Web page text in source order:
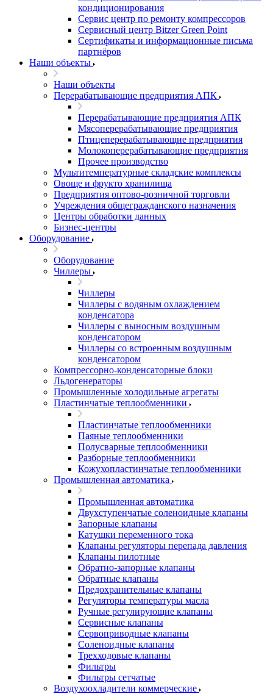
кондиционирования
Сервис центр по ремонту компрессоров
Сервисный центр Bitzer Green Point
Сертификаты и информационные письма
партнёров
Наши объекты
Наши объекты
Перерабатывающие предприятия АПК
Перерабатывающие предприятия АПК
Мясоперерабатывающие предприятия
Птицеперерабатывающие предприятия
Молокоперерабатывающие предприятия
Прочее производство
Мультитемпературные складские комплексы
Овоще и фрукто хранилища
Предприятия оптово-розничной торговли
Учреждения общегражданского назначения
Центры обработки данных
Бизнес-центры
Оборудование
Оборудование
Чиллеры
Чиллеры
Чиллеры с водяным охлаждением
конденсатора
Чиллеры с выносным воздушным
конденсатором
Чиллеры со встроенным воздушным
конденсатором
Компрессорно-конденсаторные блоки
Льдогенераторы
Промышленные холодильные агрегаты
Пластинчатые теплообменники
Пластинчатые теплообменники
Паяные теплообменники
Полусварные теплообменники
Разборные теплообменники
Кожухопластинчатые теплообменники
Промышленная автоматика
Промышленная автоматика
Двухступенчатые соленоидные клапаны
Запорные клапаны
Катушки переменного тока
Клапаны регуляторы перепада давления
Клапаны пилотные
Обратно-запорные клапаны
Обратные клапаны
Предохранительные клапаны
Регуляторы температуры масла
Ручные регулирующие клапаны
Сервисные клапаны
Сервоприводные клапаны
Соленоидные клапаны
Трехходовые клапаны
Фильтры
Фильтры сетчатые
Воздухоохладители коммерческие